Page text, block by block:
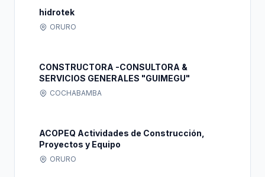
hidrotek
ORURO
CONSTRUCTORA -CONSULTORA &
SERVICIOS GENERALES "GUIMEGU"
COCHABAMBA
ACOPEQ Actividades de Construcción,
Proyectos y Equipo
ORURO